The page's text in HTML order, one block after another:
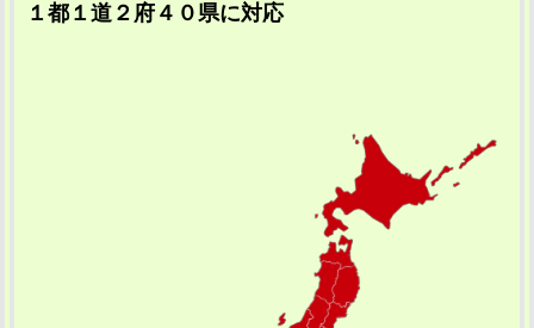
１都１道２府４０県に対応